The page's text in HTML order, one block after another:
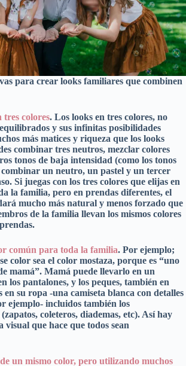
para crear looks familiares que combinen
tres colores. Los looks en tres colores, no
y sus infinitas posibilidades
más matices y riqueza que los looks
combinar tres neutros, mezclar colores
tonos de baja intensidad (como los tonos
combinar un neutro, un pastel y un tercer
Si juegas con los tres colores que elijas en
la familia, pero en prendas diferentes, el
mucho más natural y menos forzado que
de la familia llevan los mismos colores
común para toda la familia. Por ejemplo;
color sea el color mostaza, porque es “uno
mamá”. Mamá puede llevarlo en un
los pantalones, y los peques, también en
en su ropa -una camiseta blanca con detalles
ejemplo- incluidos también los
coleteros, diademas, etc). Así hay
visual que hace que todos sean
un mismo color, pero utilizando muchos